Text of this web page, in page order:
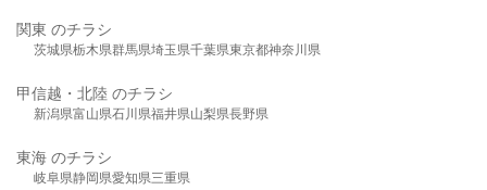
関東 のチラシ
茨城県栃木県群馬県埼玉県千葉県東京都神奈川県
甲信越・北陸 のチラシ
新潟県富山県石川県福井県山梨県長野県
東海 のチラシ
岐阜県静岡県愛知県三重県